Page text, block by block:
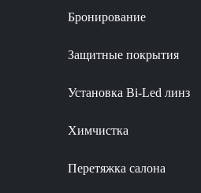
Бронирование
Защитные покрытия
Установка Bi-Led линз
Химчистка
Перетяжка салона